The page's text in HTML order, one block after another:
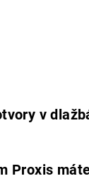
v
Proxis